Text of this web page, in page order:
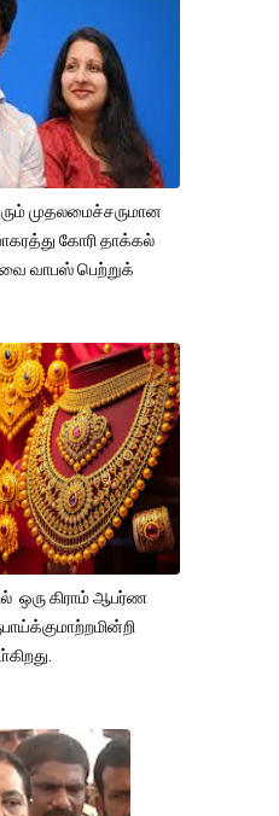
முதலமைச்சருமான
கோரி தாக்கல்
வாபஸ் பெற்றுக்
ஒரு கிராம் ஆபர்ண